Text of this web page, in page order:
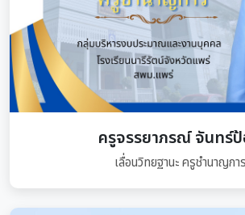
ครูจรรยาภรณ์ จันทร์
เลื่อนวิทยฐานะ ครูชำนาญการ